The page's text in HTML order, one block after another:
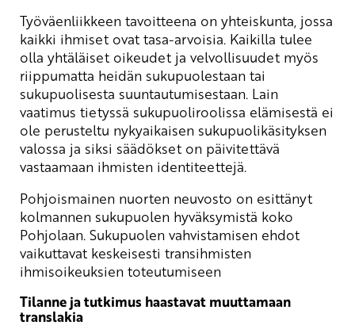
Työväenliikkeen tavoitteena on yhteiskunta, jossa
kaikki ihmiset ovat tasa-arvoisia. Kaikilla tulee
olla yhtäläiset oikeudet ja velvollisuudet myös
riippumatta heidän sukupuolestaan tai
sukupuolisesta suuntautumisestaan. Lain
vaatimus tietyssä sukupuoliroolissa elämisestä ei
ole perusteltu nykyaikaisen sukupuolikäsityksen
valossa ja siksi säädökset on päivitettävä
vastaamaan ihmisten identiteettejä.
Pohjoismainen nuorten neuvosto on esittänyt
kolmannen sukupuolen hyväksymistä koko
Pohjolaan. Sukupuolen vahvistamisen ehdot
vaikuttavat keskeisesti transihmisten
ihmisoikeuksien toteutumiseen
Tilanne ja tutkimus haastavat muuttamaan
translakia